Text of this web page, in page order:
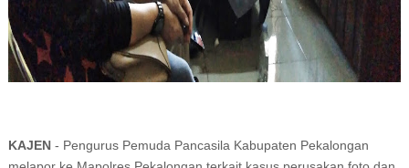
KAJEN - Pengurus Pemuda Pancasila Kabupaten Pekalongan